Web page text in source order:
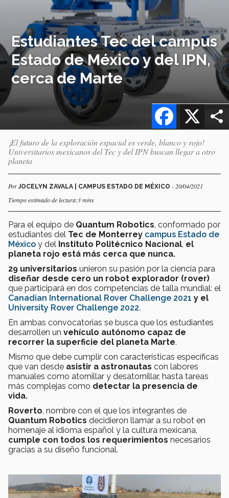
Estudiantes Tec del campus
Estado de México y del IPN,
cerca de Marte
X
Facebook
¡El futuro de la exploración espacial es verde, blanco y rojo!
Universitarios mexicanos del Tec y del IPN buscan llegar a otro
planeta
PorJOCELYN ZAVALA | CAMPUS ESTADO DE MÉXICO - 20/04/2021
Tiempo estimado de lectura:3 mins
Para el equipo de Quantum Robotics , conformado por
estudiantes del Tec de Monterrey campus Estado de
México y del Instituto Politécnico Nacional el
planeta rojo está más cerca que nunca.
29 universitarios unieron su pasión por la ciencia para
diseñar desde cero un robot explorador (rover)
que participará en dos competencias de talla mundial: el
Canadian International Rover Challenge 2021 y el
University Rover Challenge 2022.
En ambas convocatorias se busca que los estudiantes
desarrollen un vehículo autónomo capaz de
recorrer la superficie del planeta Marte.
Mismo que debe cumplir con características específicas
que van desde asistir a astronautas con labores
manuales como atornillar y desatornillar, hasta tareas
más complejas como detectar la presencia de
vida.
Roverto , nombre con el que los integrantes de
Quantum Robotics decidieron llamar a su robot en
homenaje al idioma español y la cultura mexicana,
cumple con todos los requerimientos necesarios
gracias a su diseño funcional.